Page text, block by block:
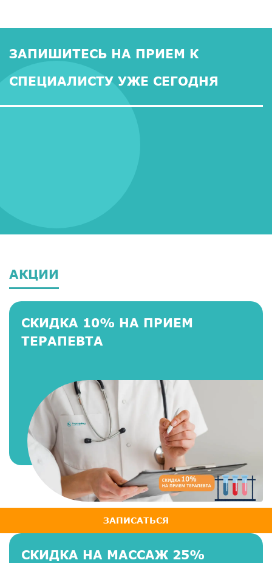
ЗАПИШИТЕСЬ НА ПРИЕМ К
СПЕЦИАЛИСТУ УЖЕ СЕГОДНЯ
АКЦИИ
СКИДКА 10% НА ПРИЕМ
ТЕРАПЕВТА
ЗАПИСАТЬСЯ
СКИДКА НА МАССАЖ 25%